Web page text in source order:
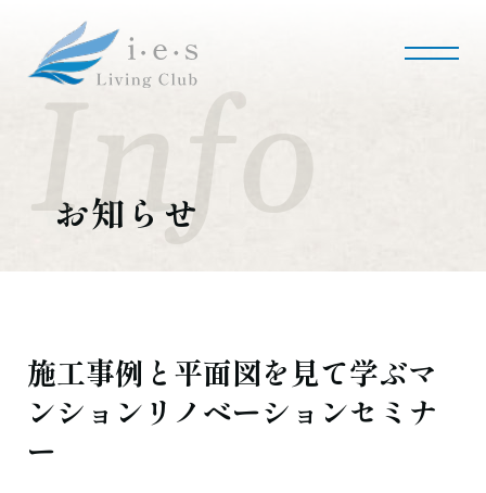
お知らせ
施工事例と平面図を見て学ぶマ
ンションリノベーションセミナ
ー
i・e・sリビング倶楽部について
事業内容
会社概要
施工事例・実績
マンションリノベーション
採用情報